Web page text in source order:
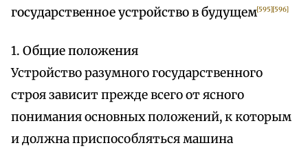
государственное устройство в будущем[595][596]
1. Общие положения
Устройство разумного государственного
строя зависит прежде всего от ясного
понимания основных положений, к которым
и должна приспособляться машина